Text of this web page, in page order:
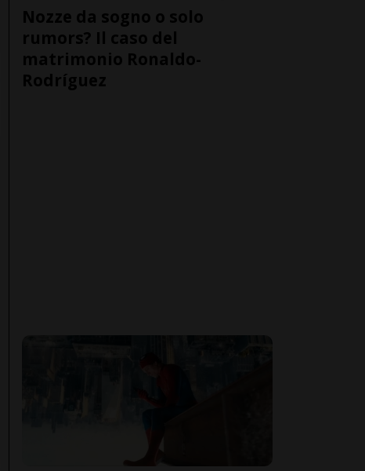
Nozze da sogno o solo
rumors? Il caso del
matrimonio Ronaldo-
Rodríguez